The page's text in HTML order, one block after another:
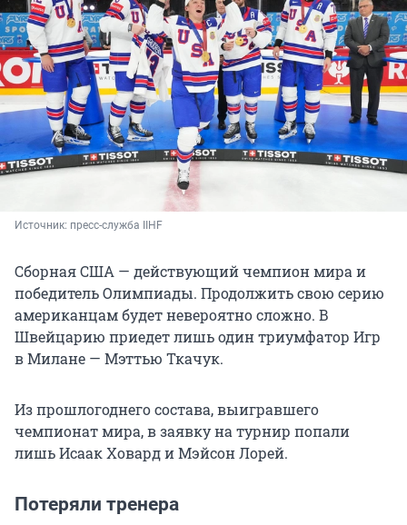
Источник: пресс-служба IIHF
Сборная США — действующий чемпион мира и
победитель Олимпиады. Продолжить свою серию
американцам будет невероятно сложно. В
Швейцарию приедет лишь один триумфатор Игр
в Милане — Мэттью Ткачук.
Из прошлогоднего состава, выигравшего
чемпионат мира, в заявку на турнир попали
лишь Исаак Ховард и Мэйсон Лорей.
Потеряли тренера